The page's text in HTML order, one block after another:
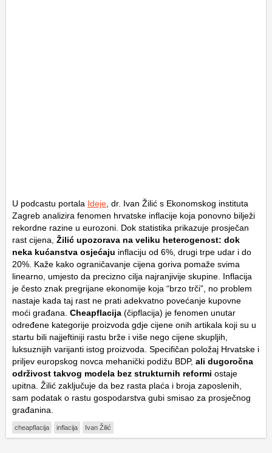
U podcastu portala Ideje , dr. Ivan Žilić s Ekonomskog instituta
Zagreb analizira fenomen hrvatske inflacije koja ponovno bilježi
rekordne razine u eurozoni. Dok statistika prikazuje prosječan
rast cijena, Žilić upozorava na veliku heterogenost: dok
neka kućanstva osjećaju inflaciju od 6%, drugi trpe udar i do
20%. Kaže kako ograničavanje cijena goriva pomaže svima
linearno, umjesto da precizno cilja najranjivije skupine. Inflacija
je često znak pregrijane ekonomije koja “brzo trči”, no problem
nastaje kada taj rast ne prati adekvatno povećanje kupovne
moći građana. Cheapflacija (čipflacija) je fenomen unutar
određene kategorije proizvoda gdje cijene onih artikala koji su u
startu bili najjeftiniji rastu brže i više nego cijene skupljih,
luksuznijih varijanti istog proizvoda. Specifičan položaj Hrvatske i
priljev europskog novca mehanički podižu BDP, ali dugoročna
održivost takvog modela bez strukturnih reformi ostaje
upitna. Žilić zaključuje da bez rasta plaća i broja zaposlenih,
sam podatak o rastu gospodarstva gubi smisao za prosječnog
građanina.
cheapflacija inflacija Ivan Žilić